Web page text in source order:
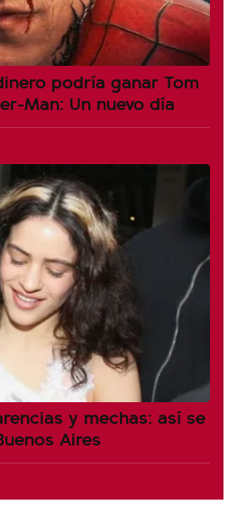
podría ganar Tom
Man: Un nuevo día
y mechas: así se
Aires